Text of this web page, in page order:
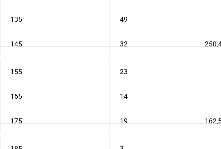
135 49
145 32
155 23
165 14
175 19